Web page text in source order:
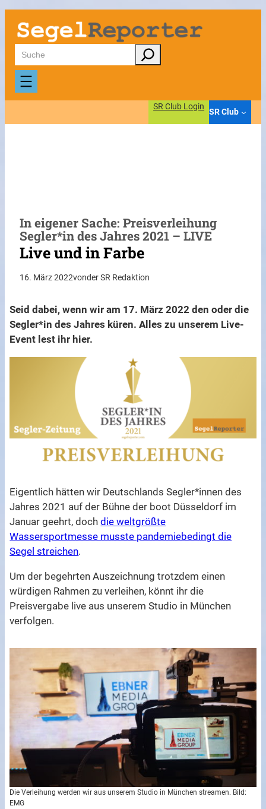
Zum
Inhalt
springen
Suchen
SR Club Login
SR Club
In eigener Sache: Preisverleihung
Segler*in des Jahres 2021 – LIVE
Live und in Farbe
16. März 2022vonder SR Redaktion
Seid dabei, wenn wir am 17. März 2022 den oder die
Segler*in des Jahres küren. Alles zu unserem Live-
Event lest ihr hier.
Eigentlich hätten wir Deutschlands Segler*innen des
Jahres 2021 auf der Bühne der boot Düsseldorf im
Januar geehrt, dochdie weltgrößte
Wassersportmesse musste pandemiebedingt die
Segel streichen.
Um der begehrten Auszeichnung trotzdem einen
würdigen Rahmen zu verleihen, könnt ihr die
Preisvergabe live aus unserem Studio in München
verfolgen.
Die Verleihung werden wir aus unserem Studio in München streamen. Bild:
EMG